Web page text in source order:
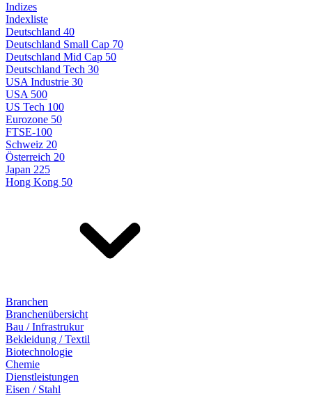
Indizes
Indexliste
Deutschland 40
Deutschland Small Cap 70
Deutschland Mid Cap 50
Deutschland Tech 30
USA Industrie 30
USA 500
US Tech 100
Eurozone 50
FTSE-100
Schweiz 20
Österreich 20
Japan 225
Hong Kong 50
Branchen
Branchenübersicht
Bau / Infrastrukur
Bekleidung / Textil
Biotechnologie
Chemie
Dienstleistungen
Eisen / Stahl